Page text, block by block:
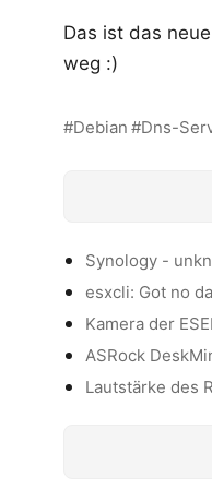
Das ist das
weg :)
Debian Dns-
Synology -
esxcli: Got no
Kamera der
ASRock
Lautstärke des